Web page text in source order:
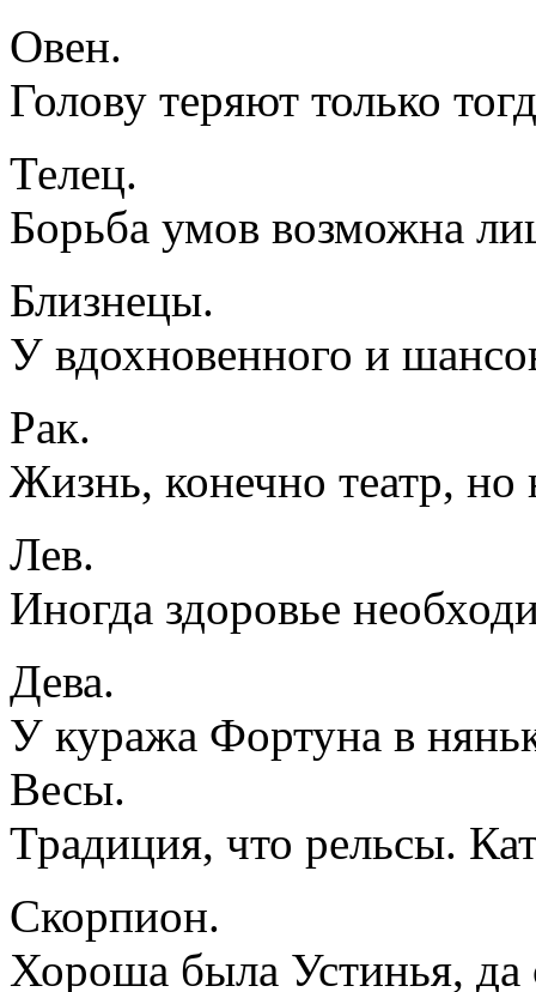
Овен.
Голову теряют только
Телец.
Борьба умов возможна
Близнецы.
У вдохновенного и
Рак.
Жизнь, конечно театр,
Лев.
Иногда здоровье
Дева.
У куража Фортуна в
Весы.
Традиция, что рельсы.
Скорпион.
Хороша была Устинья, да